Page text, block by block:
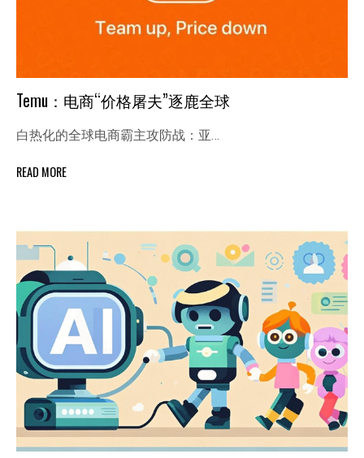
Temu：电商“价格屠夫”逐鹿全球
白热化的全球电商霸主攻防战：亚…
READ MORE